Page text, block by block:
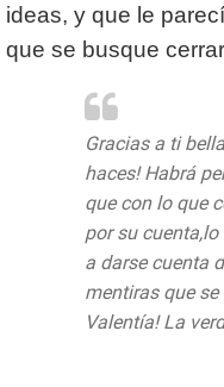
ideas, y que le
que se busque
Gracias a ti
haces! Habrá
que con lo que
por su
a darse cuenta
mentiras que
Valentía! La